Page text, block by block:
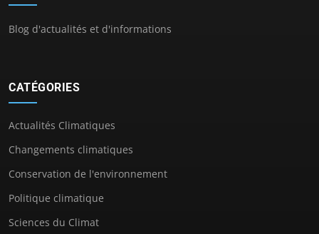
Blog d'actualités et d'informations
CATÉGORIES
Actualités Climatiques
Changements climatiques
Conservation de l'environnement
Politique climatique
Sciences du Climat